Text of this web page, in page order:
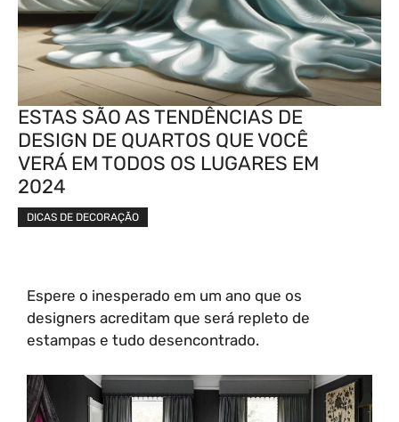
ESTAS SÃO AS TENDÊNCIAS DE
DESIGN DE QUARTOS QUE VOCÊ
VERÁ EM TODOS OS LUGARES EM
2024
DICAS DE DECORAÇÃO
Espere o inesperado em um ano que os
designers acreditam que será repleto de
estampas e tudo desencontrado.